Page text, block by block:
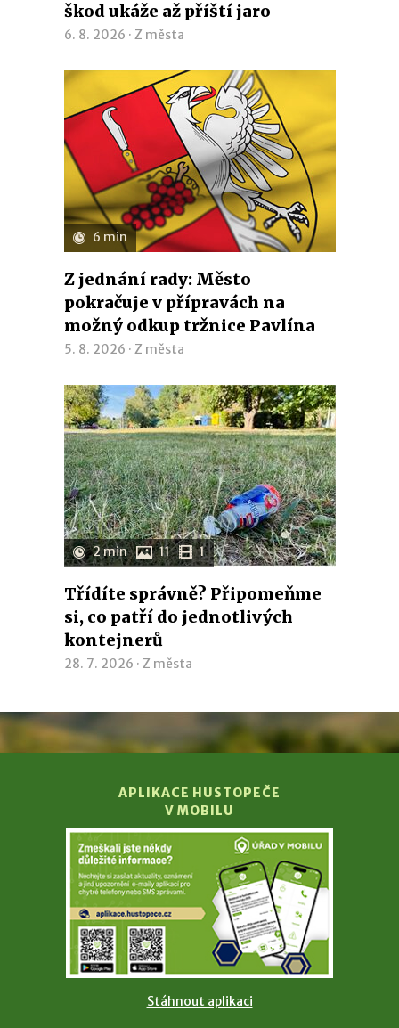
škod ukáže až příští jaro
6. 8. 2026 · Z města
6 min
Z jednání rady: Město
pokračuje v přípravách na
možný odkup tržnice Pavlína
5. 8. 2026 · Z města
2 min 11 1
Třídíte správně? Připomeňme
si, co patří do jednotlivých
kontejnerů
28. 7. 2026 · Z města
APLIKACE HUSTOPEČE
V MOBILU
Stáhnout aplikaci